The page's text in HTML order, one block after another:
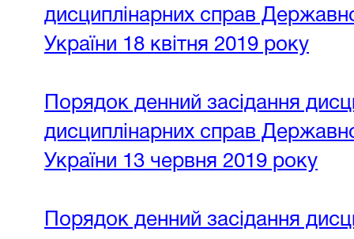
дисциплінарних справ
України 18 квітня 2019 року
Порядок денний засідання
дисциплінарних справ
України 13 червня 2019 року
Порядок денний засідання